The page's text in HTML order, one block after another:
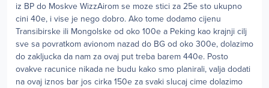
iz BP do Moskve WizzAirom se moze stici za 25e sto ukupno
cini 40e, i vise je nego dobro. Ako tome dodamo cijenu
Transibirske ili Mongolske od oko 100e a Peking kao krajnji cilj
sve sa povratkom avionom nazad do BG od oko 300e, dolazimo
do zakljucka da nam za ovaj put treba barem 440e. Posto
ovakve racunice nikada ne budu kako smo planirali, valja dodati
na ovaj iznos bar jos cirka 150e za svaki slucaj cime dolazimo